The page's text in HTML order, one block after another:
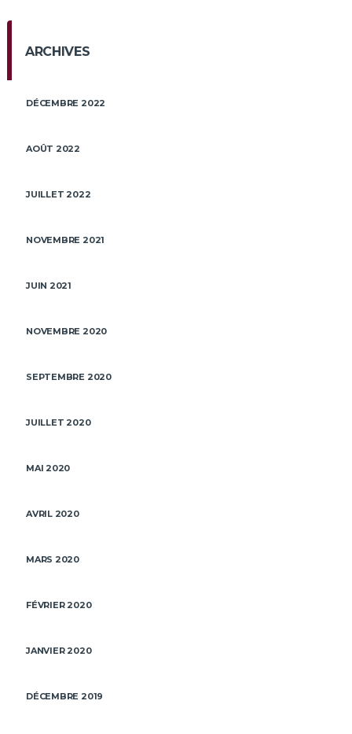
ARCHIVES
DÉCEMBRE 2022
AOÛT 2022
JUILLET 2022
NOVEMBRE 2021
JUIN 2021
NOVEMBRE 2020
SEPTEMBRE 2020
JUILLET 2020
MAI 2020
AVRIL 2020
MARS 2020
FÉVRIER 2020
JANVIER 2020
DÉCEMBRE 2019